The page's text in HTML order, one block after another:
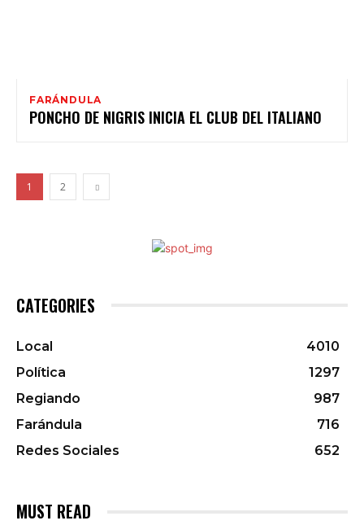
FARÁNDULA
PONCHO DE NIGRIS INICIA EL CLUB DEL ITALIANO
1 2
CATEGORIES
Local
4010
Política
1297
Regiando
987
Farándula
716
Redes Sociales
652
MUST READ